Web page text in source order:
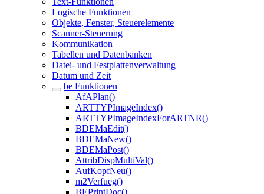
Logische Funktionen
Objekte, Fenster, Steuerelemente
Scanner-Steuerung
Kommunikation
Tabellen und Datenbanken
Datei- und Festplattenverwaltung
Datum und Zeit
be Funktionen
AfAPlan()
ARTTYPImageIndex()
ARTTYPImageIndexForARTNR()
BDEMaEdit()
BDEMaNew()
BDEMaPost()
AttribDispMultiVal()
AufKopfNeu()
m2Verfueg()
BEPrintDoc()